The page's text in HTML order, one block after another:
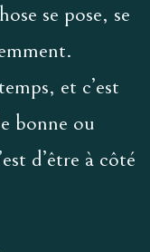
se pose, se
et c’est
bonne ou
d’être à côté